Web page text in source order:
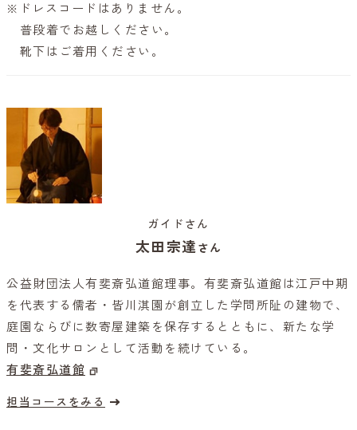
※ドレスコードはありません。
普段着でお越しください。
靴下はご着用ください。
ガイドさん
太田宗達 さん
公益財団法人有斐斎弘道館理事。有斐斎弘道館は江戸中期
を代表する儒者・皆川淇園が創立した学問所阯の建物で、
庭園ならびに数寄屋建築を保存するとともに、新たな学
問・文化サロンとして活動を続けている。
有斐斎弘道館
担当コースをみる